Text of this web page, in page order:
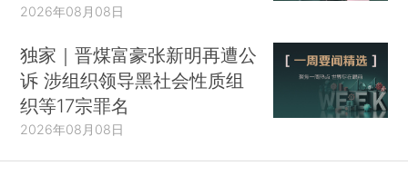
2026年08月08日
独家｜晋煤富豪张新明再遭公
诉 涉组织领导黑社会性质组
织等17宗罪名
2026年08月08日